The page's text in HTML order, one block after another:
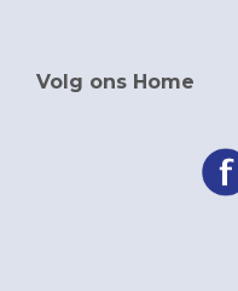
Volg ons Home